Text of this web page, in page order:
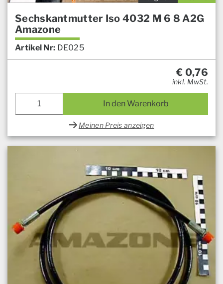
Sechskantmutter Iso 4032 M 6 8 A2G
Amazone
Artikel Nr: DE025
€ 0,76
inkl. MwSt.
In den Warenkorb
Meinen Preis anzeigen